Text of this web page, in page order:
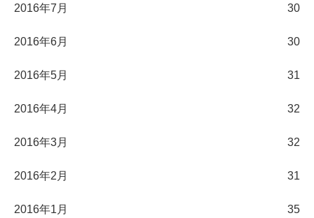
2016年7月 30
2016年6月 30
2016年5月 31
2016年4月 32
2016年3月 32
2016年2月 31
2016年1月 35